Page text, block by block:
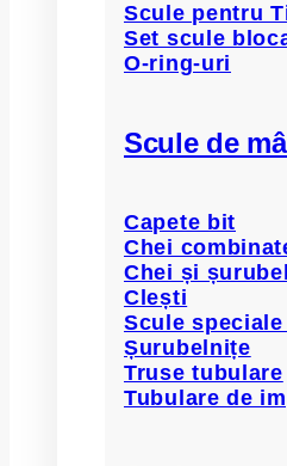
Scule pentru
Set scule
O-ring-uri
Scule de
Capete bit
Chei
Chei și
Clești
Scule
Șurubelnițe
Truse tubulare
Tubulare de